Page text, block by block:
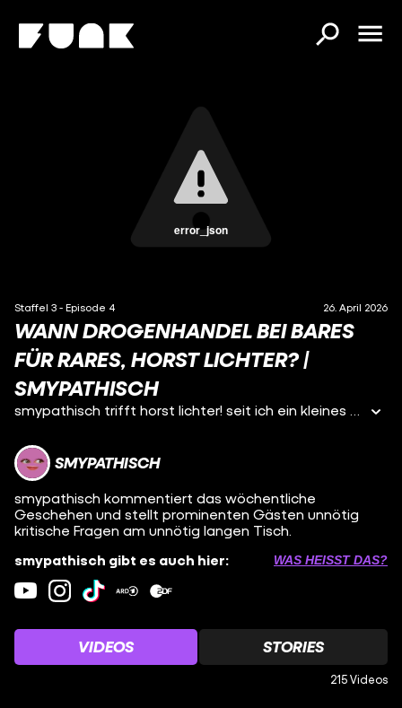
error_json
Staffel 3 - Episode 4 26. April 2026
WANN DROGENHANDEL BEI BARES
FÜR RARES, HORST LICHTER? |
SMYPATHISCH
smypathisch trifft horst lichter! seit ich ein kleines kind bin, träume ich davon, irgendwann mal horst lichter meinen hut zu zeigen. schön, dass es heute endlich so weit ist. ich erfahre nicht nur mehr über die eigenheiten des charmantesten schnurrbarts deutschlands, sondern teste auch, ob ich ein paar meiner habseligkeiten verkaufen kann. eine sache kann ich euch versichern: in dieser folge schweift wirklich niemand ab! habt ihr eurer oma schon mal was geklaut? schreibts in die kommentare :)
SMYPATHISCH
smypathisch kommentiert das wöchentliche
Geschehen und stellt prominenten Gästen unnötig
kritische Fragen am unnötig langen Tisch.
smypathisch gibt es auch hier:
WAS HEISST DAS?
VIDEOS STORIES
215 Videos